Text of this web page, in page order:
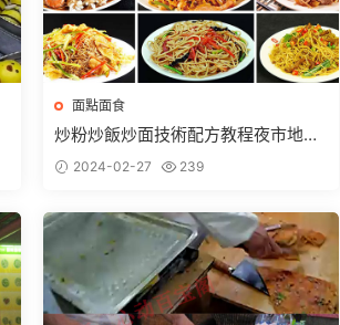
面點面食
炒粉炒飯炒面技術配方教程夜市地攤
小吃美食快餐蛋炒飯小本創業
2024-02-27 239